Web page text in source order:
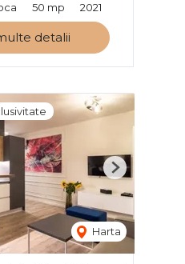
50 mp 2021
detalii
Harta
Next